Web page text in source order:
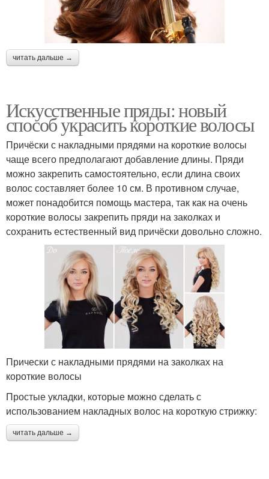
читать дальше →
Искусственные пряды: новый
способ украсить короткие волосы
Причёски с накладными прядями на короткие волосы
чаще всего предполагают добавление длины. Пряди
можно закрепить самостоятельно, если длина своих
волос составляет более 10 см. В противном случае,
может понадобится помощь мастера, так как на очень
короткие волосы закрепить пряди на заколках и
сохранить естественный вид причёски довольно сложно.
Прически с накладными прядями на заколках на
короткие волосы
Простые укладки, которые можно сделать с
использованием накладных волос на короткую стрижку:
читать дальше →